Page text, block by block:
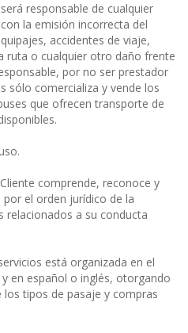
responsable de cualquier
la emisión incorrecta del
accidentes de viaje,
ruta o cualquier otro daño frente
por no ser prestador
sólo comercializa y vende los
que ofrecen transporte de
comprende, reconoce y
el orden jurídico de la
relacionados a su conducta
está organizada en el
en español o inglés, otorgando
tipos de pasaje y compras